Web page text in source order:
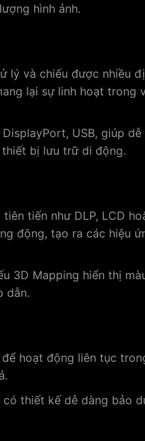
hình ảnh.
lý và chiếu được nhiều
lại sự linh hoạt trong
USB, giúp
bị lưu trữ di động.
tiến như DLP, LCD
động, tạo ra các hiệu
3D Mapping hiển thị
dẫn.
hoạt động liên tục
thiết kế dễ dàng bảo